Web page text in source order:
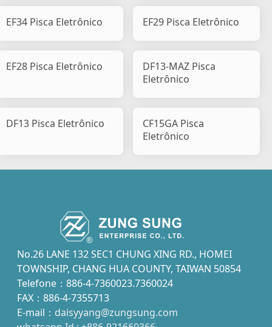
EF34 Pisca Eletrônico EF29 Pisca Eletrônico
EF28 Pisca Eletrônico
DF13-MAZ Pisca
Eletrônico
DF13 Pisca Eletrônico
CF15GA Pisca
Eletrônico
No.26 LANE 132 SEC1 CHUNG XING RD., HOMEI
TOWNSHIP, CHANG HUA COUNTY, TAIWAN 50854
Telefone：886-4-7360023.7360024
FAX：886-4-7355713
E-mail： daisyyang@zungsung.com